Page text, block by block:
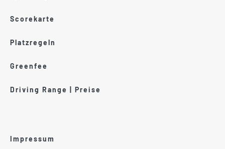
Scorekarte
Platzregeln
Greenfee
Driving Range | Preise
Impressum